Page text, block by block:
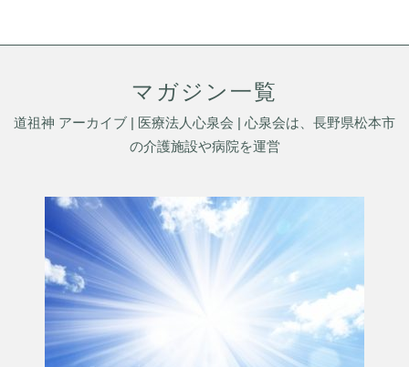
マガジン一覧
道祖神 アーカイブ | 医療法人心泉会 | 心泉会は、長野県松本市
の介護施設や病院を運営